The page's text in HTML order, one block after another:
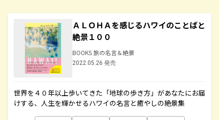
ＡＬＯＨＡを感じるハワイのことばと
絶景１００
BOOKS 旅の名言＆絶景
2022.05.26 発売
世界を４０年以上歩いてきた「地球の歩き方」があなたにお届
けする、人生を輝かせるハワイの名言と癒やしの絶景集